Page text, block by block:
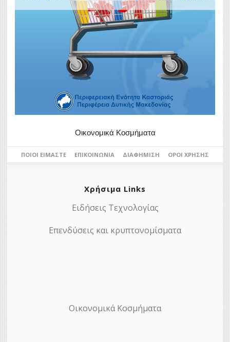
Οικονομικά Κοσμήματα
ΠΟΙΟΙ ΕΊΜΑΣΤΕ ΕΠΙΚΟΙΝΩΝΊΑ ΔΙΑΦΉΜΙΣΗ ΌΡΟΙ ΧΡΉΣΗΣ
Χρήσιμα Links
Ειδήσεις Τεχνολογίας
Επενδύσεις και κρυπτονομίσματα
Οικονομικά Κοσμήματα